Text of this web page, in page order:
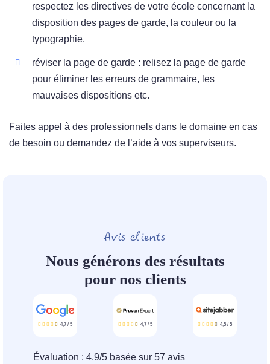
respectez les directives de votre école concernant la
disposition des pages de garde, la couleur ou la
typographie.
réviser la page de garde : relisez la page de garde
pour éliminer les erreurs de grammaire, les
mauvaises dispositions etc.
Faites appel à des professionnels dans le domaine en cas
de besoin ou demandez de l’aide à vos superviseurs.
Avis clients
Nous générons des résultats
pour nos clients
4,7/ 5 4,7/ 5 4,5 /5
Évaluation : 4.9/5 basée sur 57 avis